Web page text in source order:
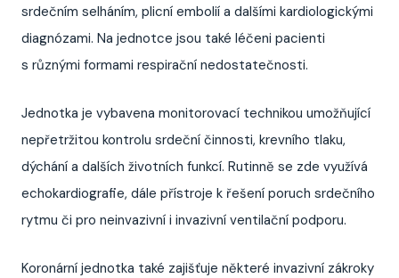
srdečním selháním, plicní embolií a dalšími kardiologickými
diagnózami. Na jednotce jsou také léčeni pacienti
s různými formami respirační nedostatečnosti.
Jednotka je vybavena monitorovací technikou umožňující
nepřetržitou kontrolu srdeční činnosti, krevního tlaku,
dýchání a dalších životních funkcí. Rutinně se zde využívá
echokardiografie, dále přístroje k řešení poruch srdečního
rytmu či pro neinvazivní i invazivní ventilační podporu.
Koronární jednotka také zajišťuje některé invazivní zákroky